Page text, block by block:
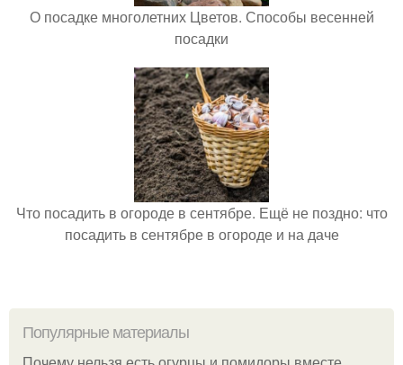
О посадке многолетних Цветов. Способы весенней
посадки
Что посадить в огороде в сентябре. Ещё не поздно: что
посадить в сентябре в огороде и на даче
Популярные материалы